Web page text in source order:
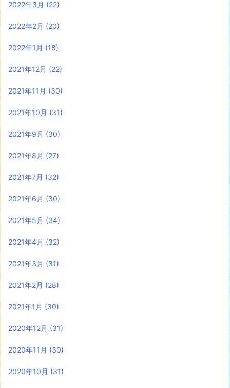
2022年3月 (22)
2022年2月 (20)
2022年1月 (18)
2021年12月 (22)
2021年11月 (30)
2021年10月 (31)
2021年9月 (30)
2021年8月 (27)
2021年7月 (32)
2021年6月 (30)
2021年5月 (34)
2021年4月 (32)
2021年3月 (31)
2021年2月 (28)
2021年1月 (30)
2020年12月 (31)
2020年11月 (30)
2020年10月 (31)